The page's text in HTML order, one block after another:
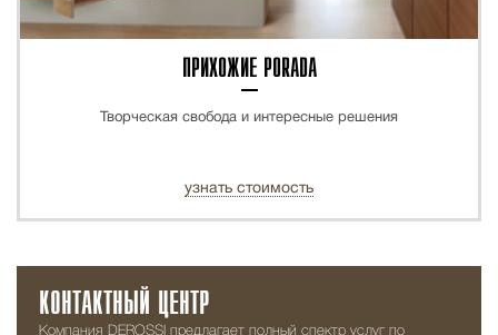
ПРИХОЖИЕ PORADA
Творческая свобода и интересные решения
узнать стоимость
КОНТАКТНЫЙ ЦЕНТР
Компания DEROSSI предлагает полный спектр услуг по